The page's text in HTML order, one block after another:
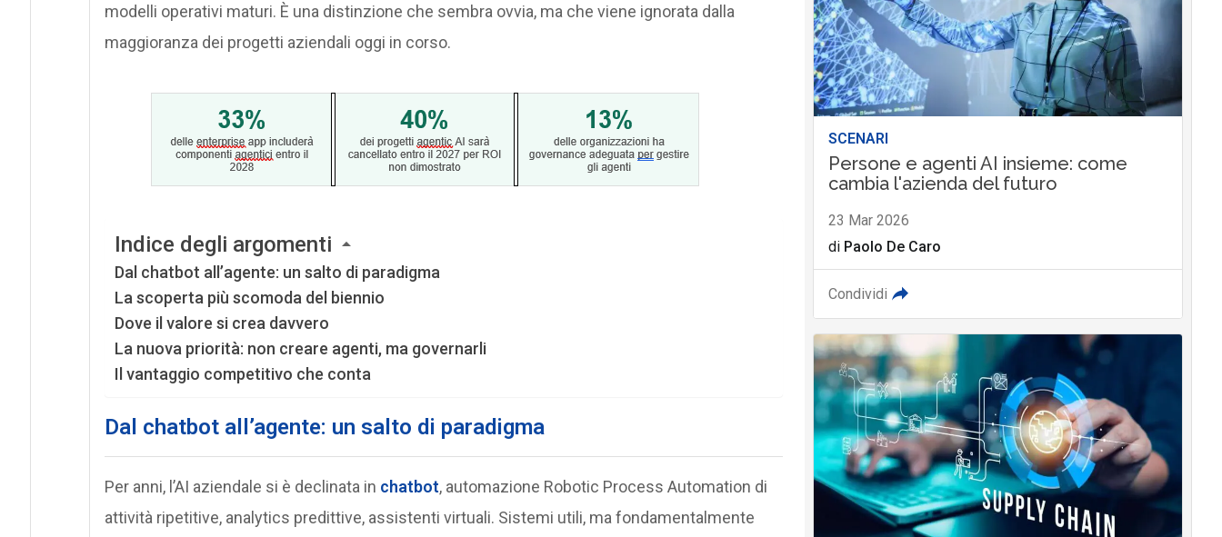
modelli operativi maturi. È una distinzione che sembra ovvia, ma che viene ignorata dalla
maggioranza dei progetti aziendali oggi in corso.
Indice degli argomenti
Dal chatbot all’agente: un salto di paradigma
La scoperta più scomoda del biennio
Dove il valore si crea davvero
La nuova priorità: non creare agenti, ma governarli
Il vantaggio competitivo che conta
Dal chatbot all’agente: un salto di paradigma
Per anni, l’AI aziendale si è declinata in chatbot, automazione Robotic Process Automation di
attività ripetitive, analytics predittive, assistenti virtuali. Sistemi utili, ma fondamentalmente
SCENARI
Persone e agenti AI insieme: come
cambia l'azienda del futuro
23 Mar 2026
di Paolo De Caro
Condividi